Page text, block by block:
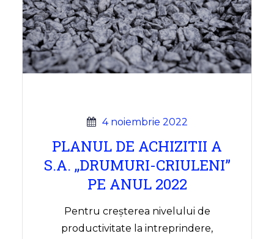
4 noiembrie 2022
PLANUL DE ACHIZITII A
S.A. ,,DRUMURI-CRIULENI”
PE ANUL 2022
Pentru creșterea nivelului de
productivitate la intreprindere,